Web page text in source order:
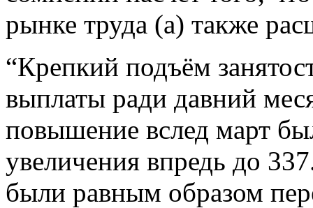
рынке труда (а) также
“Крепкий подъём
выплаты ради давний
повышение вслед март
увеличения впредь до
были равным образом